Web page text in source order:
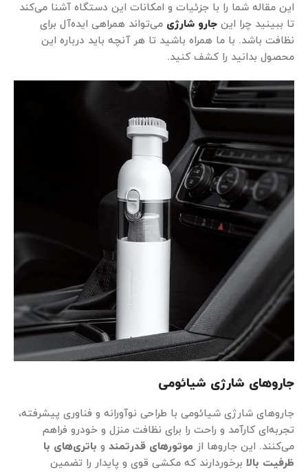
این مقاله شما را با جزئیات و امکانات این دستگاه آشنا می‌کند
تا ببینید چرا این جارو شارژی می‌تواند همراهی ایده‌آل برای
نظافت باشد. با ما همراه باشید تا هر آنچه باید درباره این
محصول بدانید را کشف کنید.
جاروهای شارژی شیائومی
جاروهای شارژی شیائومی با طراحی نوآورانه و فناوری‌ پیشرفته،
تجربه‌ای کارآمد و راحت را برای نظافت منزل و خودرو فراهم
می‌کنند. این جاروها از موتورهای قدرتمند و باتری‌های با
ظرفیت بالا برخوردارند که مکشی قوی و پایدار را تضمین